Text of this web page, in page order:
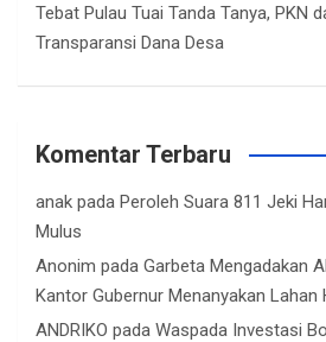
Tebat Pulau Tuai Tanda Tanya, PKN
Transparansi Dana Desa
Komentar Terbaru
anak pada Peroleh Suara 811 Jeki
Mulus
Anonim pada Garbeta Mengadakan
Kantor Gubernur Menanyakan Lahan
ANDRIKO pada Waspada Investasi